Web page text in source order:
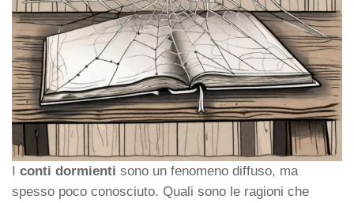
I conti dormienti sono un fenomeno diffuso, ma
spesso poco conosciuto. Quali sono le ragioni che